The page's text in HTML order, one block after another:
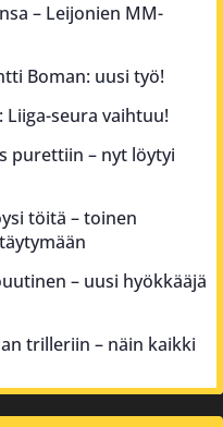
– Leijonien MM-
Boman: uusi työ!
seura vaihtuu!
purettiin – nyt löytyi
töitä – toinen
– uusi hyökkääjä
trilleriin – näin kaikki